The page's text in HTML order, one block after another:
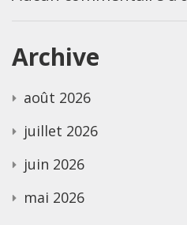
Archive
août 2026
juillet 2026
juin 2026
mai 2026